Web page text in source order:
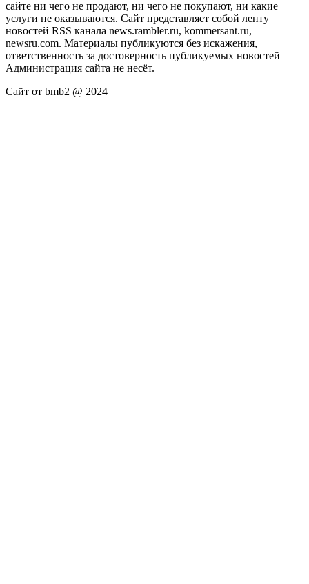
сайте ни чего не продают, ни чего не покупают, ни какие
услуги не оказываются. Сайт представляет собой ленту
новостей RSS канала news.rambler.ru, kommersant.ru,
newsru.com. Материалы публикуются без искажения,
ответственность за достоверность публикуемых новостей
Администрация сайта не несёт.
Сайт от bmb2 @ 2024